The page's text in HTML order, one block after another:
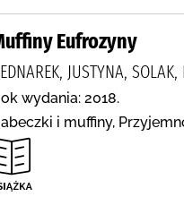
Eufrozyny
JUSTYNA,
wydania: 2018.
i muffiny,